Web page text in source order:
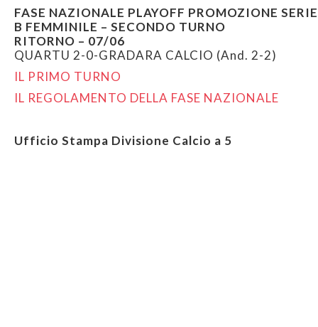
FASE NAZIONALE PLAYOFF PROMOZIONE SERIE
B FEMMINILE – SECONDO TURNO
RITORNO – 07/06
QUARTU 2-0-GRADARA CALCIO (And. 2-2)
IL PRIMO TURNO
IL REGOLAMENTO DELLA FASE NAZIONALE
Ufficio Stampa Divisione Calcio a 5